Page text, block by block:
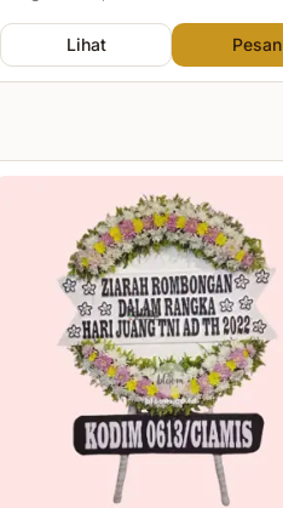
Lihat Pesan